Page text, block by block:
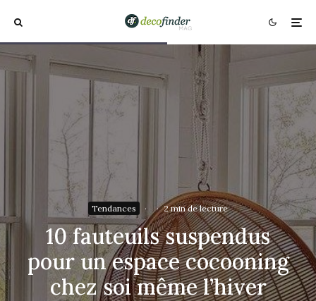
Tendances · · 2 min de lecture
10 fauteuils suspendus
pour un espace cocooning
chez soi même l’hiver